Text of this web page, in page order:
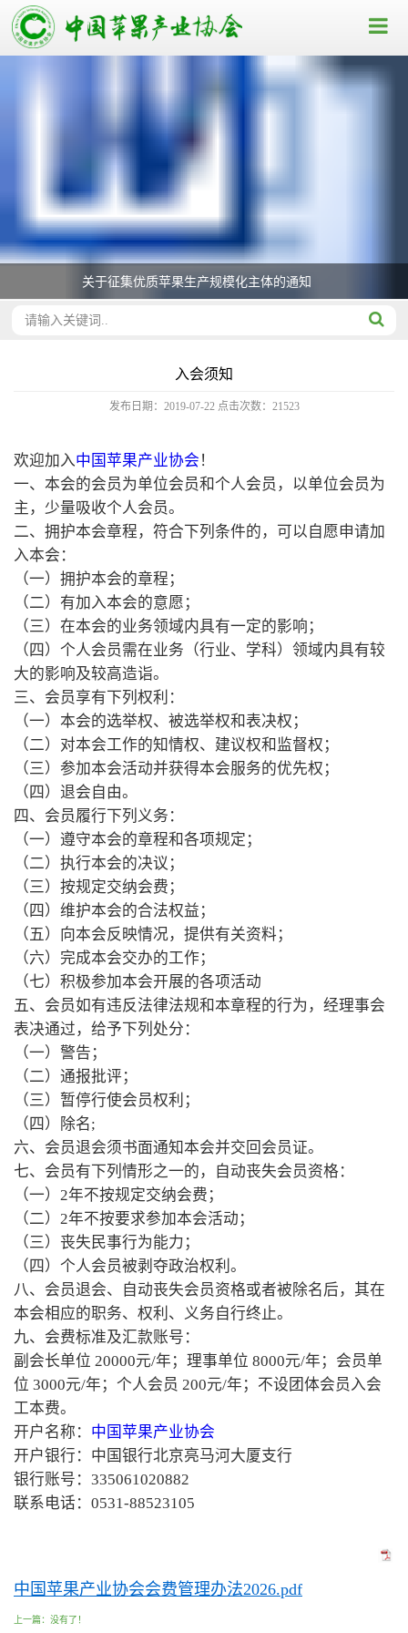
关于征集优质苹果生产规模化主体的通知
入会须知
发布日期：2019-07-22 点击次数： 21523
欢迎加入中国苹果产业协会 ！
一、本会的会员为单位会员和个人会员，以单位会员为
主，少量吸收个人会员。
二、拥护本会章程，符合下列条件的，可以自愿申请加
入本会：
（一）拥护本会的章程；
（二）有加入本会的意愿；
（三）在本会的业务领域内具有一定的影响；
（四）个人会员需在业务（行业、学科）领域内具有较
大的影响及较高造诣。
三、会员享有下列权利：
（一）本会的选举权、被选举权和表决权；
（二）对本会工作的知情权、建议权和监督权；
（三）参加本会活动并获得本会服务的优先权；
（四）退会自由。
四、会员履行下列义务：
（一）遵守本会的章程和各项规定；
（二）执行本会的决议；
（三）按规定交纳会费；
（四）维护本会的合法权益；
（五）向本会反映情况，提供有关资料；
（六）完成本会交办的工作；
（七）积极参加本会开展的各项活动
五、会员如有违反法律法规和本章程的行为，经理事会
表决通过，给予下列处分：
（一）警告；
（二）通报批评；
（三）暂停行使会员权利；
（四）除名;
六、会员退会须书面通知本会并交回会员证。
七、会员有下列情形之一的，自动丧失会员资格：
（一）2年不按规定交纳会费；
（二）2年不按要求参加本会活动；
（三）丧失民事行为能力；
（四）个人会员被剥夺政治权利。
八、会员退会、自动丧失会员资格或者被除名后，其在
本会相应的职务、权利、义务自行终止。
九、会费标准及汇款账号：
副会长单位 20000元/年；理事单位 8000元/年；会员单
位 3000元/年；个人会员 200元/年；不设团体会员入会
工本费。
开户名称： 中国苹果产业协会
开户银行：中国银行北京亮马河大厦支行
银行账号：335061020882
联系电话：0531-88523105
中国苹果产业协会会费管理办法2026.pdf
上一篇：没有了！